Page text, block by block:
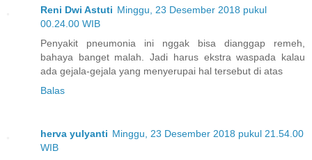
Reni Dwi Astuti Minggu, 23 Desember 2018 pukul
00.24.00 WIB
Penyakit pneumonia ini nggak bisa dianggap remeh,
bahaya banget malah. Jadi harus ekstra waspada kalau
ada gejala-gejala yang menyerupai hal tersebut di atas
Balas
herva yulyanti Minggu, 23 Desember 2018 pukul 21.54.00
WIB